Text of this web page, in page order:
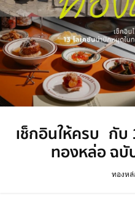
เช็กอินให้ครบ กับ
ทองหล่อ ฉบั
ทองห